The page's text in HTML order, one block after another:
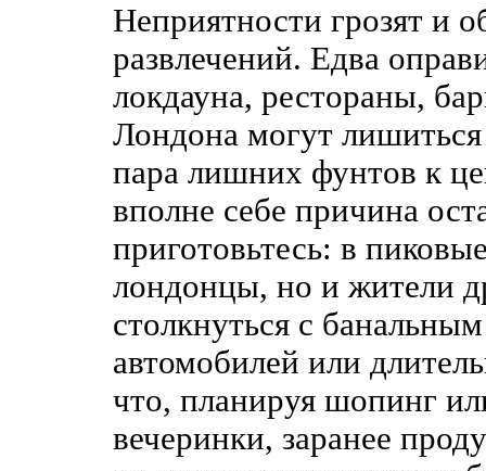
Неприятности грозят и
развлечений. Едва
локдауна, рестораны,
Лондона могут
пара лишних фунтов к
вполне себе причина
приготовьтесь: в
лондонцы, но и жители
столкнуться с
автомобилей или
что, планируя шопинг
вечеринки, заранее